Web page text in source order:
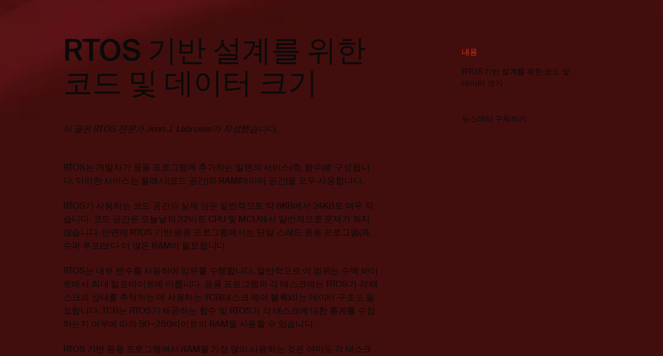
RTOS 기반 설계를 위한
코드 및 데이터 크기
이 글은 RTOS 전문가 Jean J. Labrosse가 작성했습니다.
RTOS는 개발자가 응용 프로그램에 추가하는 일련의 서비스(즉, 함수)로 구성됩니
다. 이러한 서비스는 플래시(코드 공간)와 RAM(데이터 공간)을 모두 사용합니다.
RTOS가 사용하는 코드 공간의 실제 양은 일반적으로 약 8KB에서 24KB로 매우 작
습니다. 코드 공간은 오늘날의 32비트 CPU 및 MCU에서 일반적으로 문제가 되지
않습니다. 반면에 RTOS 기반 응용 프로그램에서는 단일 스레드 응용 프로그램(즉,
슈퍼 루프)보다 더 많은 RAM이 필요합니다.
RTOS는 내부 변수를 사용하여 임무를 수행합니다. 일반적으로 이 범위는 수백 바이
트에서 최대 킬로바이트에 이릅니다. 응용 프로그램의 각 태스크에는 RTOS가 각 태
스크의 상태를 추적하는 데 사용하는 TCB(태스크 제어 블록)라는 데이터 구조도 필
요합니다. TCB는 RTOS가 제공하는 함수 및 RTOS가 각 태스크에 대한 통계를 수집
하는지 여부에 따라 50~250바이트의 RAM을 사용할 수 있습니다.
RTOS 기반 응용 프로그램에서 RAM을 가장 많이 사용하는 것은 아마도 각 태스크
내용
RTOS 기반 설계를 위한 코드 및
데이터 크기
뉴스레터 구독하기